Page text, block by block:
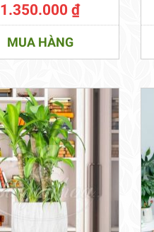
1.350.000₫
MUA HÀNG